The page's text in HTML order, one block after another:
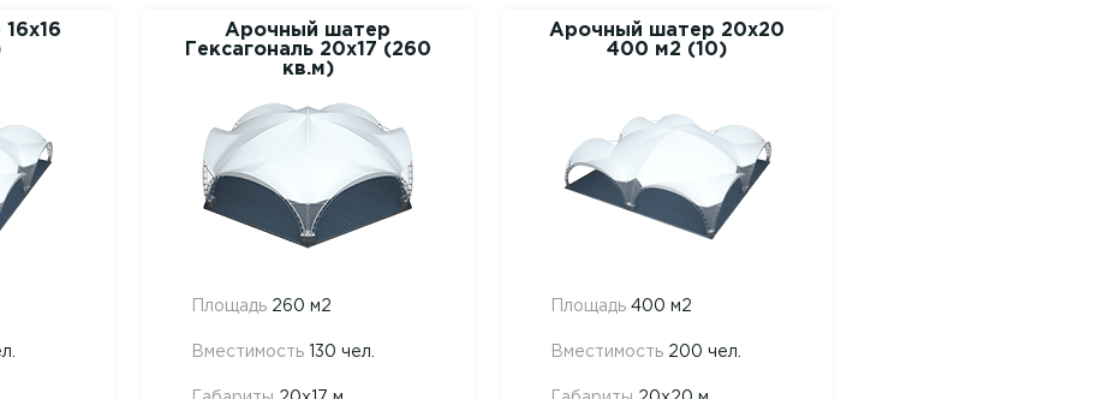
Арочный шатер
Гексагональ 20x17 (260
кв.м)
Площадь260 м2
Вместимость130 чел.
Арочный шатер 20х20
400 м2 (10)
Площадь400 м2
Вместимость200 чел.